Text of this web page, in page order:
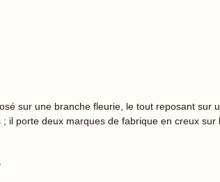
sur une branche fleurie, le tout reposant sur
il porte deux marques de fabrique en creux